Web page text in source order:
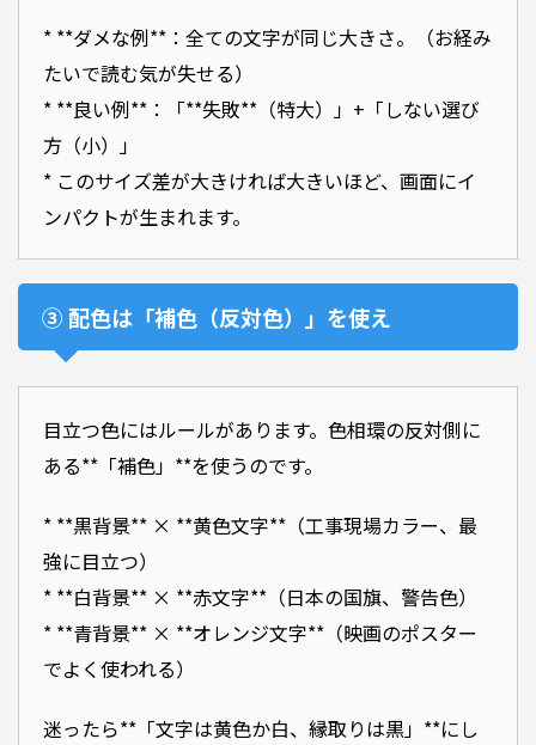
* **ダメな例**：全ての文字が同じ大きさ。（お経み
たいで読む気が失せる）
* **良い例**：「**失敗**（特大）」+「しない選び
方（小）」
* このサイズ差が大きければ大きいほど、画面にイ
ンパクトが生まれます。
③ 配色は「補色（反対色）」を使え
目立つ色にはルールがあります。色相環の反対側に
ある**「補色」**を使うのです。
* **黒背景** × **黄色文字**（工事現場カラー、最
強に目立つ）
* **白背景** × **赤文字**（日本の国旗、警告色）
* **青背景** × **オレンジ文字**（映画のポスター
でよく使われる）
迷ったら**「文字は黄色か白、縁取りは黒」**にし